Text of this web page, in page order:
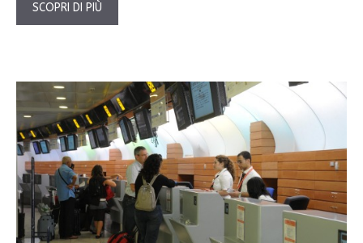
SCOPRI DI PIÙ